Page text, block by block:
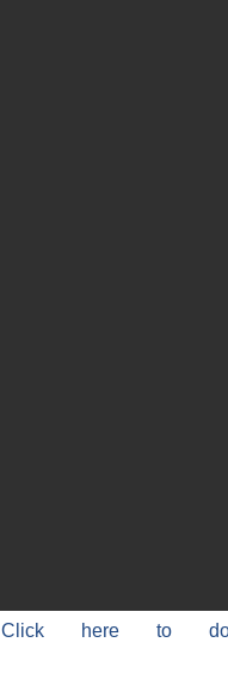
Click here to